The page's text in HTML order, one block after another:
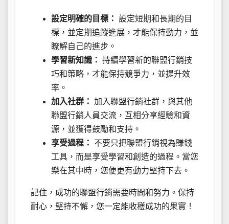
設定明確的目標： 設定短期和長期的目
標，並定期追蹤進展，才能保持動力，並
瞭解自己的進步。
學習新知識： 持續學習新的聯盟行銷技
巧和策略，才能保持競爭力，並提升效
率。
加入社群： 加入聯盟行銷社群，與其他
聯盟行銷人員交流，互相分享經驗和資
源，並獲得鼓勵和支持。
享受過程：
不要只把聯盟行銷視為賺錢
工具，而是享受學習和創造的過程。當您
樂在其中時，您便更有動力堅持下去。
記住，成功的聯盟行銷需要時間和努力。保持
耐心，堅持不懈，您一定能收穫成功的果實！